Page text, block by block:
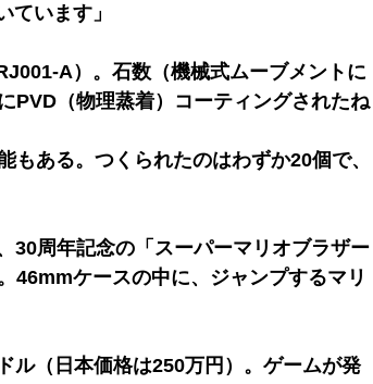
ています」
A）。石数（機械式ムーブメントに
PVD（物理蒸着）コーティングされたね
ある。つくられたのはわずか20個で、
30周年記念の「スーパーマリオブラザー
46mmケースの中に、ジャンプするマリ
ル（日本価格は250万円）。ゲームが発